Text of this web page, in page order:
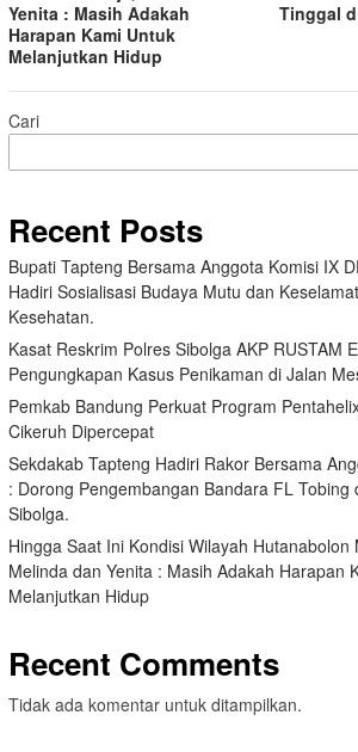
Yenita : Masih Adakah
Harapan Kami Untuk
Melanjutkan Hidup
Tinggal
Cari
Recent Posts
Bupati Tapteng Bersama Anggota Komisi IX
Hadiri Sosialisasi Budaya Mutu dan
Kesehatan.
Kasat Reskrim Polres Sibolga AKP RUSTAM
Pengungkapan Kasus Penikaman di Jalan
Pemkab Bandung Perkuat Program
Cikeruh Dipercepat
Sekdakab Tapteng Hadiri Rakor Bersama
: Dorong Pengembangan Bandara FL Tobing
Sibolga.
Hingga Saat Ini Kondisi Wilayah Hutanabolon
Melinda dan Yenita : Masih Adakah Harapan
Melanjutkan Hidup
Recent Comments
Tidak ada komentar untuk ditampilkan.